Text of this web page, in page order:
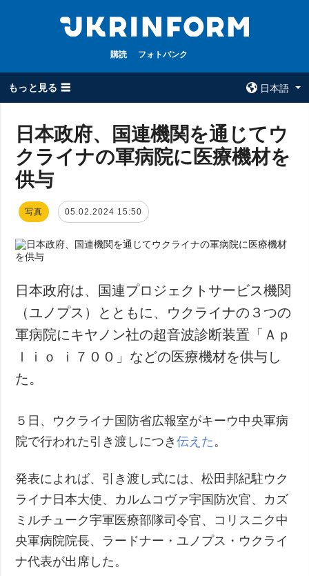
購読 フォトバンク
もっと見る ☰
日本語
全てのトピック
戦争
政治
経済・復興
防衛
社会・文化
スポーツ
犯罪
事故・緊急事態
ウクルインフォ
インタビュー
写真
フォトバンク
日本政府、国連機関を通じてウ
クライナの軍病院に医療機材を
供与
写真 05.02.2024 15:50
日本政府は、国連プロジェクトサービス機関
（ユノプス）とともに、ウクライナの３つの
軍病院にキヤノン社の超音波診断装置「Ａｐ
ｌｉｏ ｉ７００」などの医療機材を供与し
た。
５日、ウクライナ国防省広報室がキーウ中央軍病
院で行われた引き渡しにつき伝えた 。
発表によれば、引き渡し式には、松田邦紀駐ウク
ライナ日本大使、カルムコヴァ宇国防次官、カズ
ミルチューク宇軍医療部隊司令官、コリスニク中
央軍病院院長、ラードナー・ユノプス・ウクライ
ナ代表が出席した。